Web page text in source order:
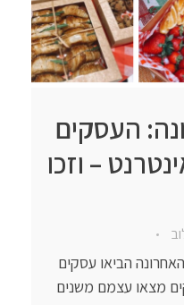
העסקים
– וזכו
הביאו עסקים
מצאו עצמם משנים